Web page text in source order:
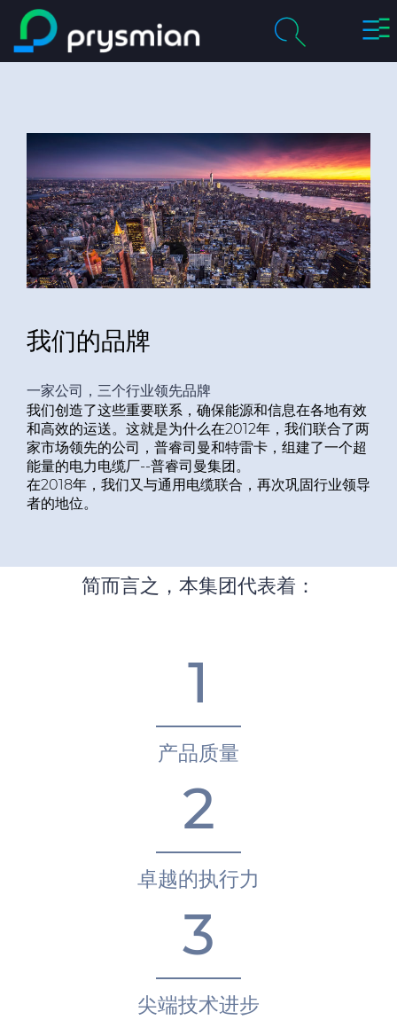
跳至主要内容
切
产品及解决方案
历程
职业
联系我们
媒体
我的普睿司曼
全球网站
我们的品牌
一家公司，三个行业领先品牌
我们创造了这些重要联系，确保能源和信息在各地有效
和高效的运送。这就是为什么在2012年，我们联合了两
家市场领先的公司，普睿司曼和特雷卡，组建了一个超
能量的电力电缆厂--普睿司曼集团。
在2018年，我们又与通用电缆联合，再次巩固行业领导
者的地位。
简而言之，本集团代表着：
1
产品质量
2
卓越的执行力
3
尖端技术进步